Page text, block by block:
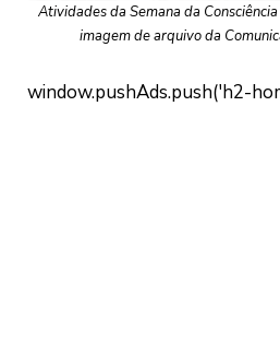
Atividades da Semana da
imagem de arquivo da